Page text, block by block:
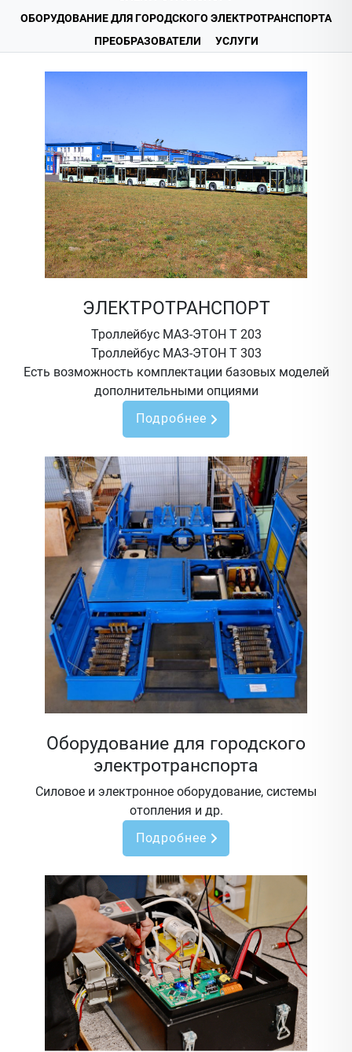
ОБОРУДОВАНИЕ ДЛЯ ГОРОДСКОГО ЭЛЕКТРОТРАНСПОРТА
ПРЕОБРАЗОВАТЕЛИ
УСЛУГИ
ЭЛЕКТРОТРАНСПОРТ
Троллейбус МАЗ-ЭТОН Т 203
Троллейбус МАЗ-ЭТОН Т 303
Есть возможность комплектации базовых моделей
дополнительными опциями
Подробнее
Оборудование для городского
электротранспорта
Силовое и электронное оборудование, системы
отопления и др.
Подробнее